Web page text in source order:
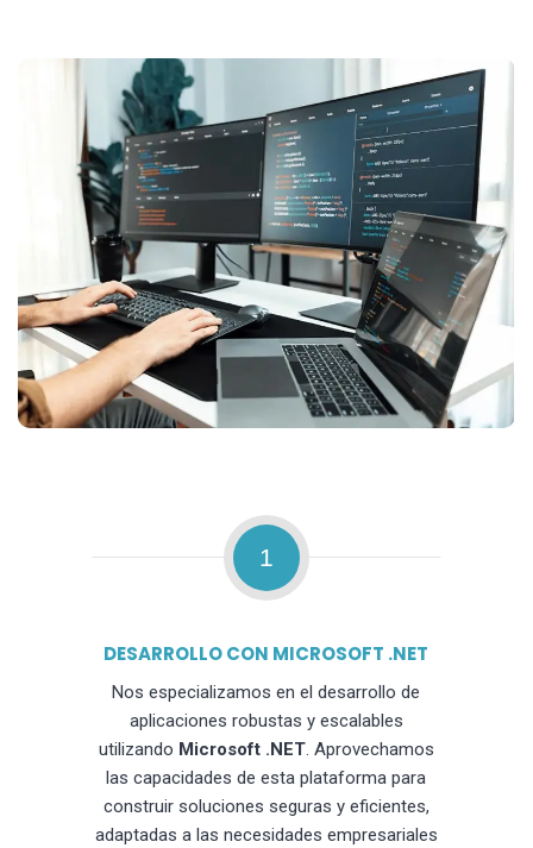
1
DESARROLLO CON MICROSOFT .NET
Nos especializamos en el desarrollo de
aplicaciones robustas y escalables
utilizando Microsoft .NET. Aprovechamos
las capacidades de esta plataforma para
construir soluciones seguras y eficientes,
adaptadas a las necesidades empresariales